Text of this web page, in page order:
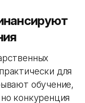
для
обучение,
конкуренция